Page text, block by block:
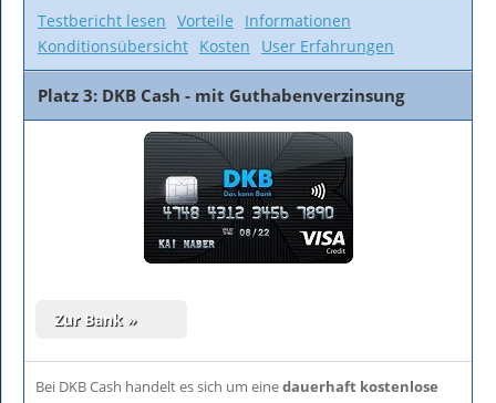
Testbericht lesen Vorteile
Informationen
Konditionsübersicht Kosten User Erfahrungen
Platz 3: DKB Cash - mit Guthabenverzinsung
Bei DKB Cash handelt es sich um einedauerhaft kostenlose